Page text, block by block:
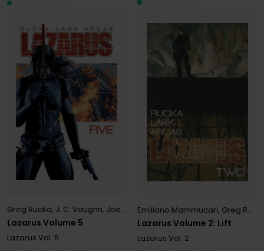
Lazarus Volume 5
Greg Rucka, J. C. Vaughn, Joe Jusko ,Michael Lark,Robert M
Lazarus Vol. 5
Lazarus Volume 2: Lift
Emiliano Mammucari, Greg Rucka
Lazarus Vol. 2